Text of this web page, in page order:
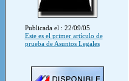
Publicada el : 22/09/05
Este es el primer artículo de
prueba de Asuntos Legales